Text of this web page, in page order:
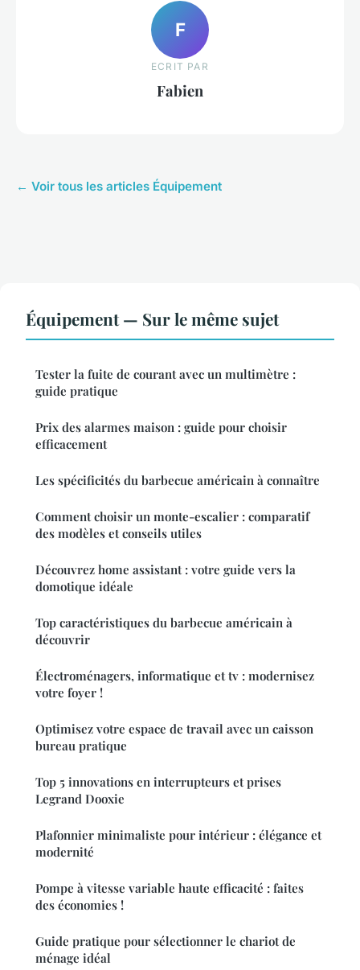
F
ECRIT PAR
Fabien
← Voir tous les articles Équipement
Équipement — Sur le même sujet
Tester la fuite de courant avec un multimètre :
guide pratique
Prix des alarmes maison : guide pour choisir
efficacement
Les spécificités du barbecue américain à connaître
Comment choisir un monte-escalier : comparatif
des modèles et conseils utiles
Découvrez home assistant : votre guide vers la
domotique idéale
Top caractéristiques du barbecue américain à
découvrir
Électroménagers, informatique et tv : modernisez
votre foyer !
Optimisez votre espace de travail avec un caisson
bureau pratique
Top 5 innovations en interrupteurs et prises
Legrand Dooxie
Plafonnier minimaliste pour intérieur : élégance et
modernité
Pompe à vitesse variable haute efficacité : faites
des économies !
Guide pratique pour sélectionner le chariot de
ménage idéal